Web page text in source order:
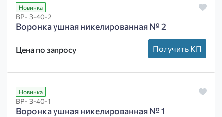
Новинка
ВР- З-40-2
Воронка ушная никелированная № 2
Цена по запросу Получить КП
Новинка
ВР- З-40-1
Воронка ушная никелированная № 1